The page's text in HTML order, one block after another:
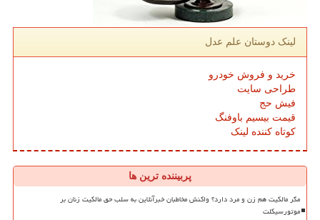
لینک دوستان علم عدل
خرید و فروش خودرو
طراحی سایت
فیش حج
قیمت بیسیم باوفنگ
کوتاه کننده لینک
پربیننده ترین ها
مگر مالکیت هم زن و مرد دارد؟ واکنش مخاطبان خبرآنلاین به سلب حق مالکیت زنان بر
موتورسیکلت